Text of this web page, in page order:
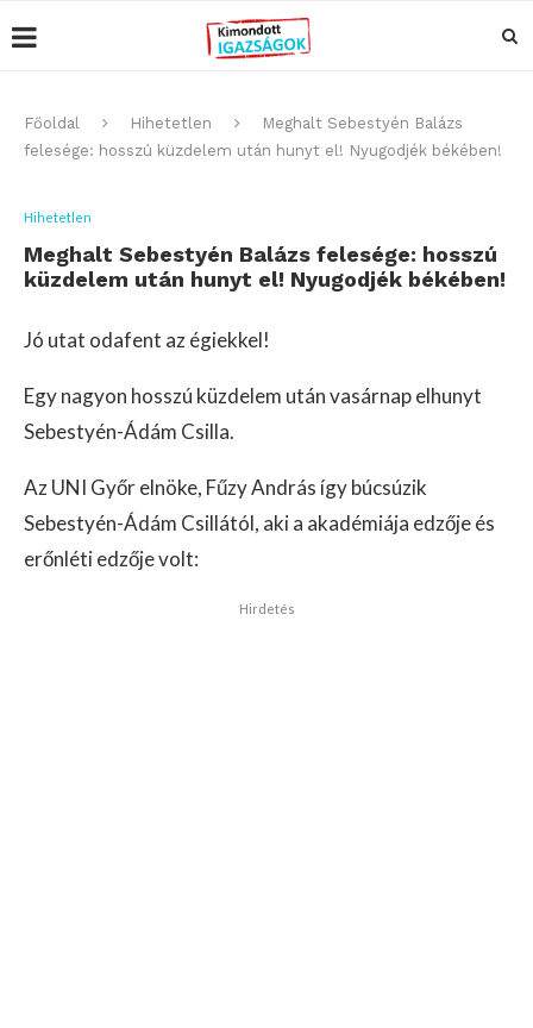
Főoldal Hihetetlen
Meghalt Sebestyén Balázs
felesége: hosszú küzdelem után hunyt el! Nyugodjék békében!
Hihetetlen
Meghalt Sebestyén Balázs felesége: hosszú
küzdelem után hunyt el! Nyugodjék békében!
Jó utat odafent az égiekkel!
Egy nagyon hosszú küzdelem után vasárnap elhunyt
Sebestyén-Ádám Csilla.
Az UNI Győr elnöke, Fűzy András így búcsúzik
Sebestyén-Ádám Csillától, aki a akadémiája edzője és
erőnléti edzője volt:
Hirdetés